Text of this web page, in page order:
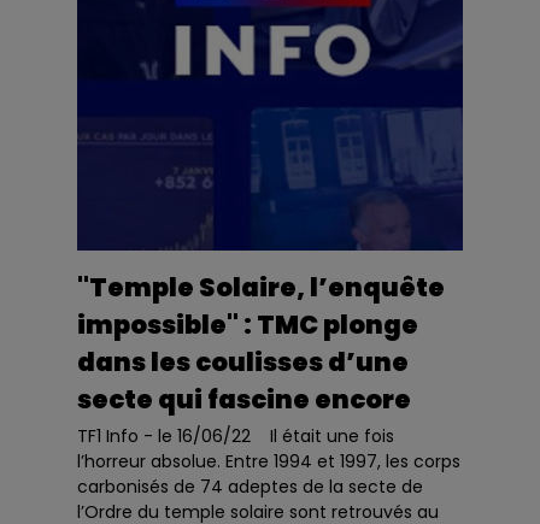
"Temple Solaire, l’enquête
impossible" : TMC plonge
dans les coulisses d’une
secte qui fascine encore
TF1 Info - le 16/06/22 Il était une fois
l’horreur absolue. Entre 1994 et 1997, les corps
carbonisés de 74 adeptes de la secte de
l’Ordre du temple solaire sont retrouvés au